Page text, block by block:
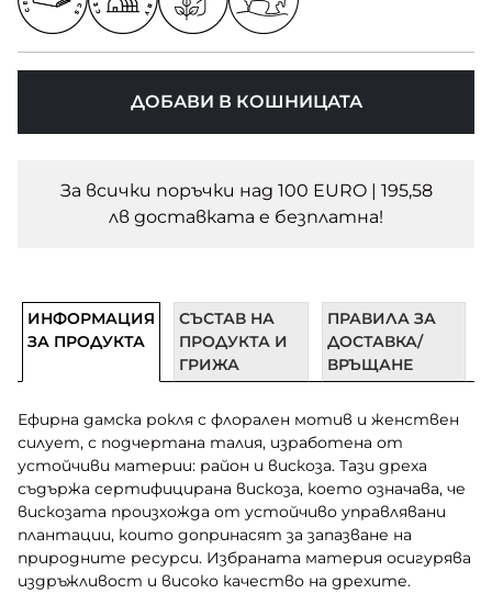
ДОБАВИ В КОШНИЦАТА
За всички поръчки над 100 EURO | 195,58
лв доставката e безплатна!
ИНФОРМАЦИЯ
ЗА ПРОДУКТА
СЪСТАВ НА
ПРОДУКТА И
ГРИЖА
ПРАВИЛА ЗА
ДОСТАВКА/
ВРЪЩАНЕ
Ефирна дамска рокля с флорален мотив и женствен
силует, с подчертана талия, изработена от
устойчиви материи: район и вискоза. Тази дреха
съдържа сертифицирана вискоза, което означава, че
вискозата произхожда от устойчиво управлявани
плантации, които допринасят за запазване на
природните ресурси. Избраната материя осигурява
издръжливост и високо качество на дрехите.